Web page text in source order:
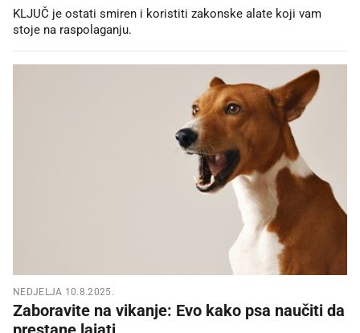
KLJUČ je ostati smiren i koristiti zakonske alate koji vam
stoje na raspolaganju.
NEDJELJA 10.8.2025.
Zaboravite na vikanje: Evo kako psa naučiti da